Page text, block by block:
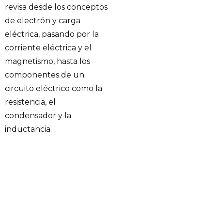
revisa desde los conceptos
de electrón y carga
eléctrica, pasando por la
corriente eléctrica y el
magnetismo, hasta los
componentes de un
circuito eléctrico como la
resistencia, el
condensador y la
inductancia.